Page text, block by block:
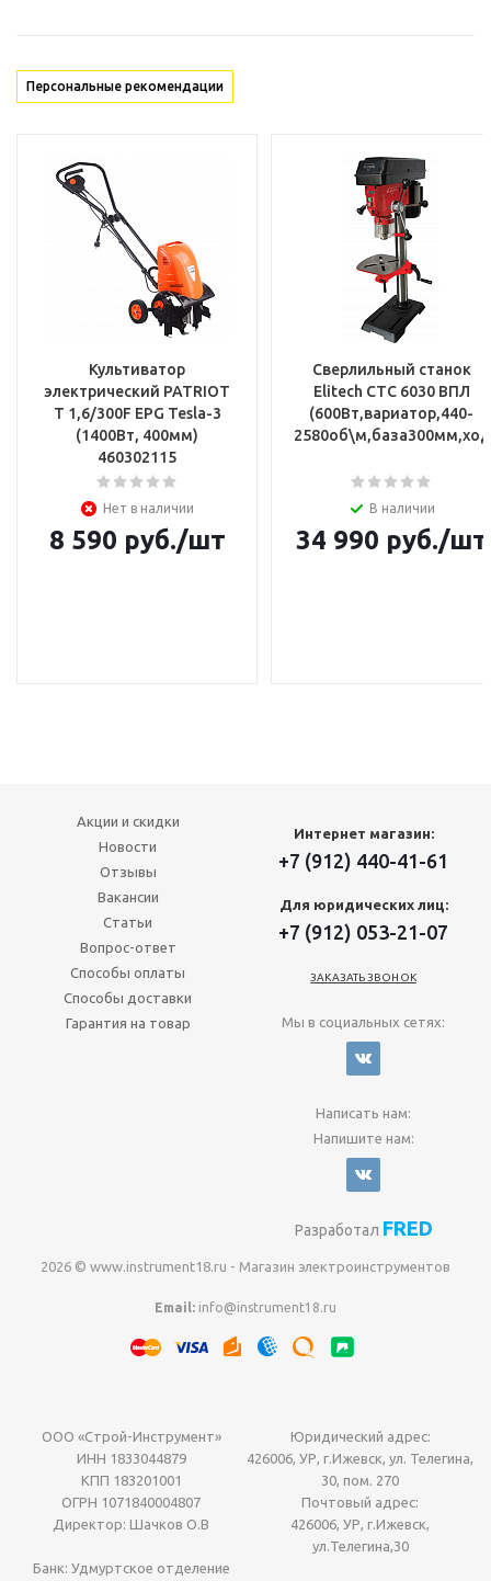
Персональные рекомендации
Культиватор
электрический PATRIOT
T 1,6/300F EPG Tesla-3
(1400Вт, 400мм)
460302115
Нет в наличии
8 590 руб./шт
Сверлильный станок
Elitech СТС 6030 ВПЛ
(600Вт,вариатор,440-
В наличии
34 990 руб./шт
Акции и скидки
Новости
Отзывы
Вакансии
Статьи
Вопрос-ответ
Способы оплаты
Способы доставки
Гарантия на товар
Интернет магазин:
+7 (912) 440-41-61
Для юридических лиц:
+7 (912) 053-21-07
ЗАКАЗАТЬ ЗВОНОК
Мы в социальных сетях:
Написать нам:
Напишите нам:
Разработал FRED
2026 © www.instrument18.ru - Магазин электроинструментов
Email: info@instrument18.ru
ООО «Строй-Инструмент»
ИНН 1833044879
КПП 183201001
ОГРН 1071840004807
Директор: Шачков О.В
Юридический адрес:
426006, УР, г.Ижевск, ул. Телегина,
30, пом. 270
Почтовый адрес:
426006, УР, г.Ижевск,
ул.Телегина,30
Банк: Удмуртское отделение